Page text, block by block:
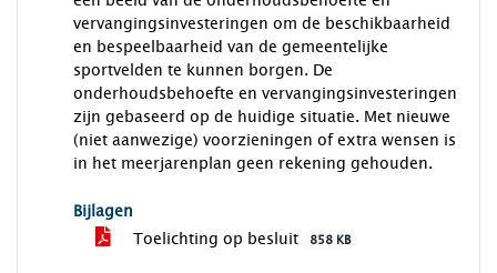
vervangingsinvesteringen om de beschikbaarheid
en bespeelbaarheid van de gemeentelijke
sportvelden te kunnen borgen. De
onderhoudsbehoefte en vervangingsinvesteringen
zijn gebaseerd op de huidige situatie. Met nieuwe
(niet aanwezige) voorzieningen of extra wensen is
in het meerjarenplan geen rekening gehouden.
Bijlagen
Toelichting op besluit
858 KB